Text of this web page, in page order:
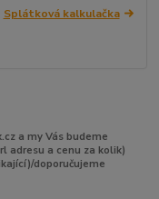
Splátková kalkulačka
a my Vás budeme
adresu a cenu za kolik)
doporučujeme